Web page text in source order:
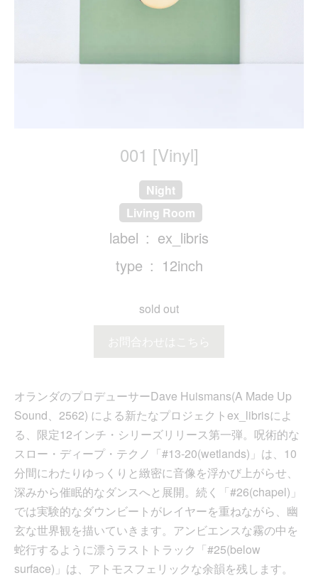
001 [Vinyl]
Night
Living Room
label
ex_libris
type
12inch
sold out
お問合わせはこちら
オランダのプロデューサーDave Huismans(A Made Up
Sound、2562) による新たなプロジェクトex_librisによ
る、限定12インチ・シリーズリリース第一弾。呪術的な
スロー・ディープ・テクノ「#13-20(wetlands)」は、10
分間にわたりゆっくりと緻密に音像を浮かび上がらせ、
深みから催眠的なダンスへと展開。続く「#26(chapel)」
では実験的なダウンビートがレイヤーを重ねながら、幽
玄な世界観を描いていきます。アンビエンスな霧の中を
蛇行するように漂うラストトラック「#25(below
surface)」は、アトモスフェリックな余韻を残します。